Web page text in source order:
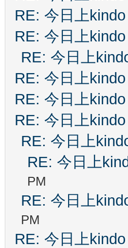
RE: 今日上
RE: 今日上
RE: 今日上
RE: 今日上
RE: 今日上
RE: 今日上
RE: 今日上
RE: 今日上
PM
RE: 今日上
PM
RE: 今日上